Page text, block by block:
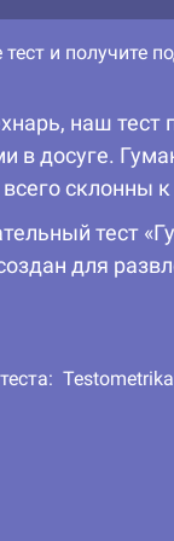
и получите
наш
досуге.
всего
тест
для